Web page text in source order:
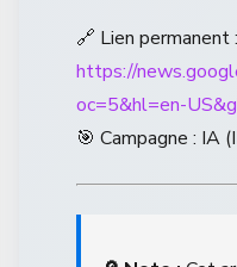
🔗 Lien permanent :
https://
oc=5&hl=en-
🎯 Campagne : IA